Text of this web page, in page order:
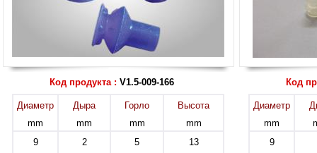
Код продукта : V1.5-009-166
Диаметр
mm
Дыра
mm
Горло
mm
Высота
mm
9
2 5 13
Код
Диаметр
mm
9